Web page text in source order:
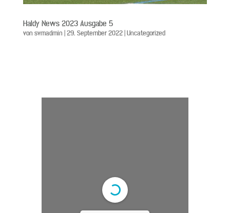
Haldy News 2023 Ausgabe 5
von svmadmin |29. September 2022|Uncategorized